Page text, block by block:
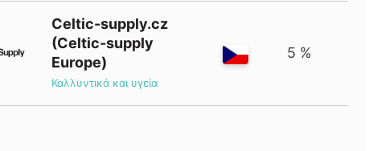
Celtic-supply.cz
(Celtic-supply
Europe)
Καλλυντικά και υγεία
5 %